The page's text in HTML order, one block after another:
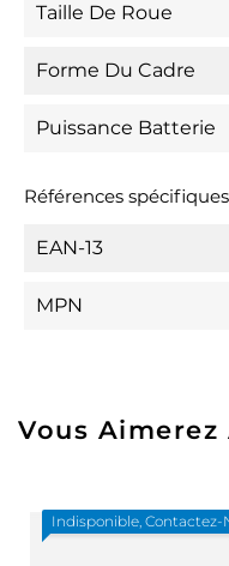
Taille De Roue
Forme Du Cadre
Puissance Batterie
Références spécifiques
EAN-13
MPN
Vous Aimerez
Indisponible, Contactez-